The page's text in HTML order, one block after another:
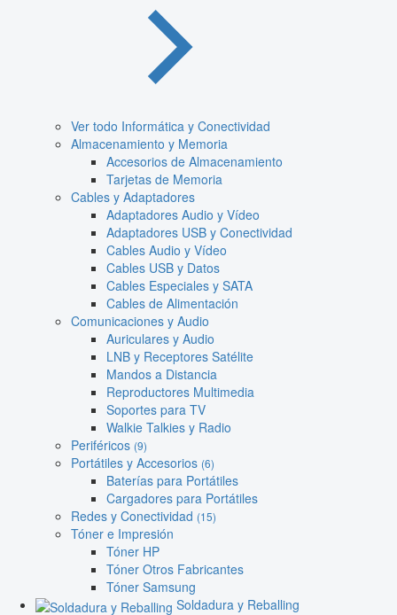
Ver todo Informática y Conectividad
Almacenamiento y Memoria
Accesorios de Almacenamiento
Tarjetas de Memoria
Cables y Adaptadores
Adaptadores Audio y Vídeo
Adaptadores USB y Conectividad
Cables Audio y Vídeo
Cables USB y Datos
Cables Especiales y SATA
Cables de Alimentación
Comunicaciones y Audio
Auriculares y Audio
LNB y Receptores Satélite
Mandos a Distancia
Reproductores Multimedia
Soportes para TV
Walkie Talkies y Radio
Periféricos (9)
Portátiles y Accesorios (6)
Baterías para Portátiles
Cargadores para Portátiles
Redes y Conectividad (15)
Tóner e Impresión
Tóner HP
Tóner Otros Fabricantes
Tóner Samsung
Soldadura y Reballing